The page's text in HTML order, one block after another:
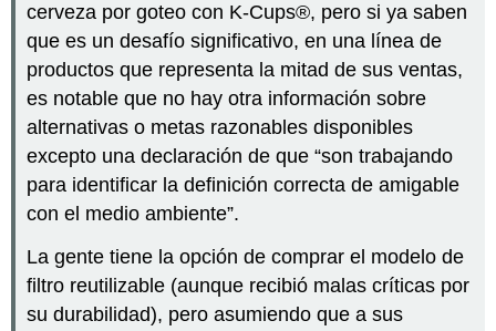
cerveza por goteo con K-Cups®, pero si ya saben
que es un desafío significativo, en una línea de
productos que representa la mitad de sus ventas,
es notable que no hay otra información sobre
alternativas o metas razonables disponibles
excepto una declaración de que “son trabajando
para identificar la definición correcta de amigable
con el medio ambiente”.
La gente tiene la opción de comprar el modelo de
filtro reutilizable (aunque recibió malas críticas por
su durabilidad), pero asumiendo que a sus